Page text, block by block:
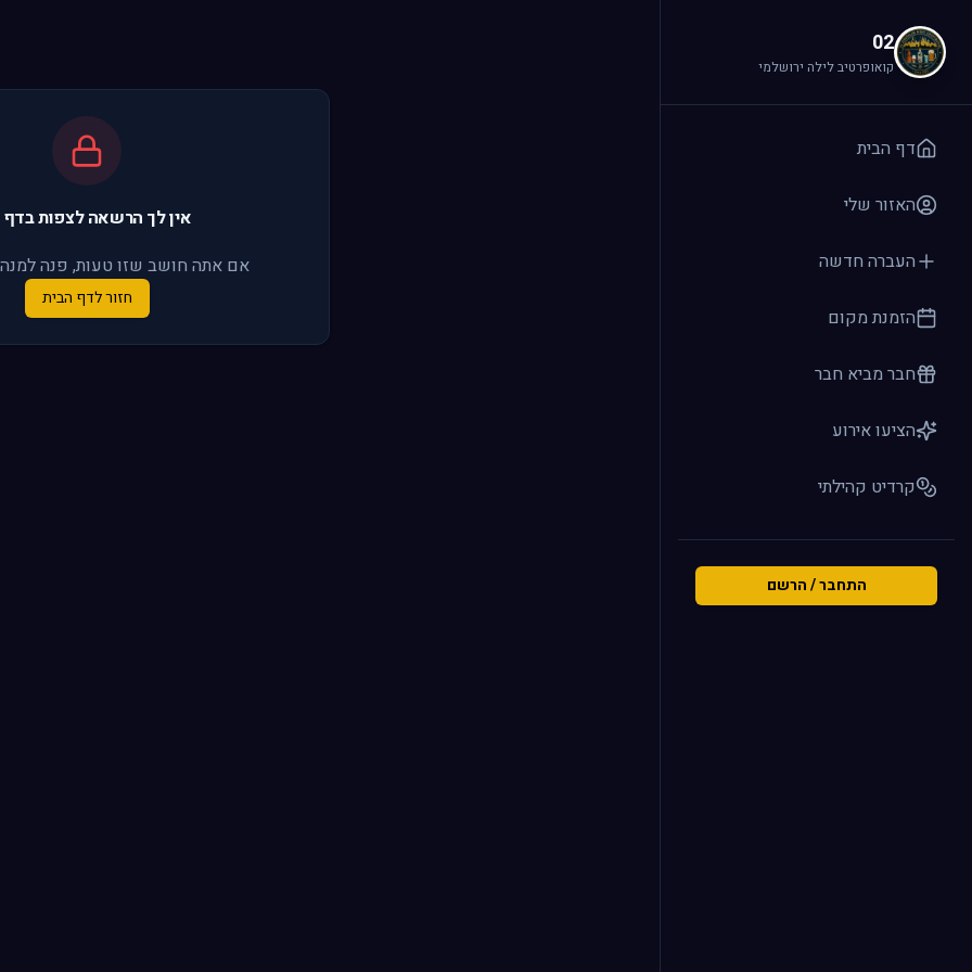
02
קואופרטיב לילה ירושלמי
דף הבית
האזור שלי
העברה חדשה
הזמנת מקום
חבר מביא חבר
הציעו אירוע
קרדיט קהילתי
התחבר / הרשם
אין לך הרשאה לצפות בדף
אם אתה חושב שזו טעות, פנה
חזור לדף הבית